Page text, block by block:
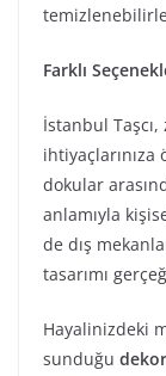
Farklı
İstanbul Taşcı,
ihtiyaçlarınıza
dokular
anlamıyla
de dış
tasarımı
Hayalinizdeki
sunduğu